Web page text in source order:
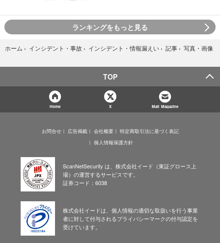
ランキングをもっと見る
ホーム › インシデント・事故 › インシデント・情報漏えい › 記事 › 写真・画像
TOP
Home X Mail Magazine
お問合せ 広告掲載 会社概要
特定商取引法に基づく表記
個人情報保護方針
ScanNetSecurity は、株式会社イード（東証グロース上
場）の運営するサービスです。
証券コード：6038
株式会社イードは、個人情報の適切な取扱いを行う事業
者に対して付与されるプライバシーマークの付与認定を
受けています。